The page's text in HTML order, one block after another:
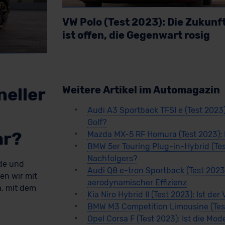
und
wir mit
mit dem
VW Polo (Test 2023): Die
ist offen, die Gegenwart rosig
Weitere Artikel im Automagazin
Audi A3 Sportback TFSI e (Test
Golf?
Mazda MX-5 RF Homura (Test
BMW 5er Touring Plug-in-Hybrid
Nachfolgers?
Audi Q8 e-tron Sportback (Test
aerodynamischer Effizienz
Kia Niro Hybrid II (Test 2023): Ist
BMW M3 Competition Limousine
Opel Corsa F (Test 2023): Ist die